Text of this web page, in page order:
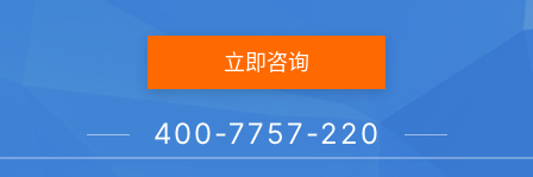
立即咨询
400-7757-220